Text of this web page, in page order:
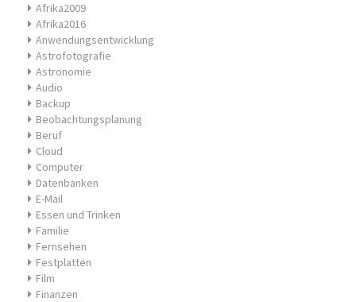
Afrika2009
Afrika2016
Anwendungsentwicklung
Astrofotografie
Astronomie
Audio
Backup
Beobachtungsplanung
Beruf
Cloud
Computer
Datenbanken
E-Mail
Essen und Trinken
Familie
Fernsehen
Festplatten
Film
Finanzen